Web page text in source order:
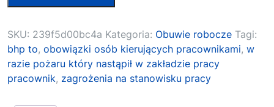
SKU: 239f5d00bc4a Kategoria: Obuwie robocze Tagi:
bhp to, obowiązki osób kierujących pracownikami, w
razie pożaru który nastąpił w zakładzie pracy
pracownik, zagrożenia na stanowisku pracy